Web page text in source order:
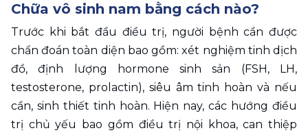
Chữa vô sinh nam bằng cách nào?
Trước khi bắt đầu điều trị, người bệnh cần được
chẩn đoán toàn diện bao gồm: xét nghiệm tinh dịch
đồ, định lượng hormone sinh sản (FSH, LH,
testosterone, prolactin), siêu âm tinh hoàn và nếu
cần, sinh thiết tinh hoàn. Hiện nay, các hướng điều
trị chủ yếu bao gồm điều trị nội khoa, can thiệp